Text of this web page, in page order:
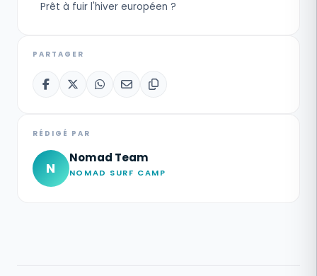
Prêt à fuir l'hiver européen ?
PARTAGER
RÉDIGÉ PAR
N
Nomad Team
NOMAD SURF CAMP